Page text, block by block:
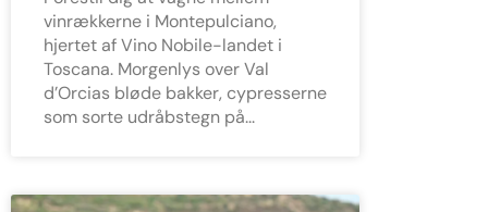
vinrækkerne i Montepulciano,
hjertet af Vino Nobile-landet i
Toscana. Morgenlys over Val
d’Orcias bløde bakker, cypresserne
som sorte udråbstegn på